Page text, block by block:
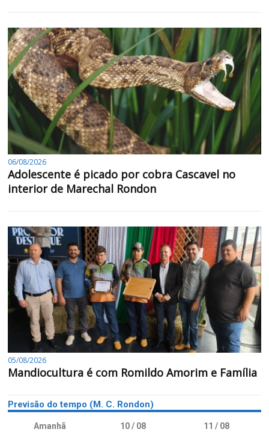
06/08/2026
Adolescente é picado por cobra Cascavel no
interior de Marechal Rondon
05/08/2026
Mandiocultura é com Romildo Amorim e Família
Previsão do tempo (M. C. Rondon)
Amanhã 10 / 08 11 / 08